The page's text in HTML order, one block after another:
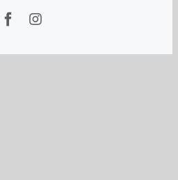
FacebookInstagram